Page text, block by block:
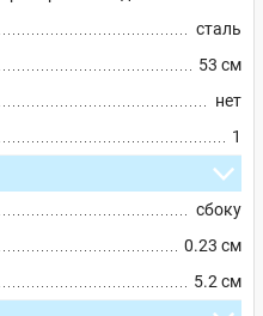
сталь
53 см
нет
1
сбоку
0.23 см
5.2 см